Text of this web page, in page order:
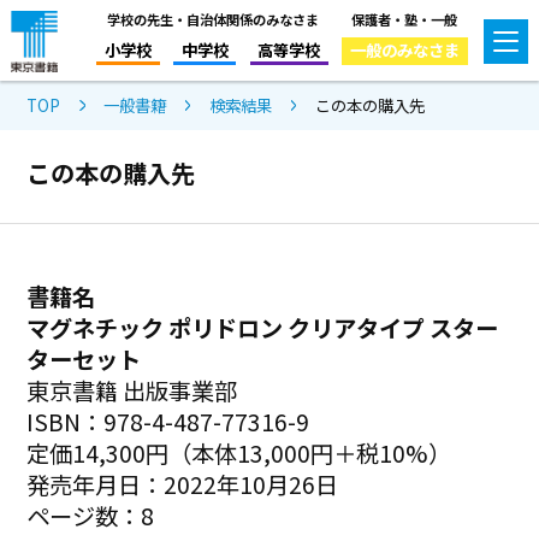
学校の先生・自治体関係のみなさま
小学校 中学校 高等学校
保護者・塾・一般
一般のみなさま
TOP 一般書籍 検索結果 この本の購入先
この本の購入先
書籍名
マグネチック ポリドロン クリアタイプ スター
ターセット
東京書籍 出版事業部
ISBN：978-4-487-77316-9
定価14,300円（本体13,000円＋税10%）
発売年月日：2022年10月26日
ページ数：8